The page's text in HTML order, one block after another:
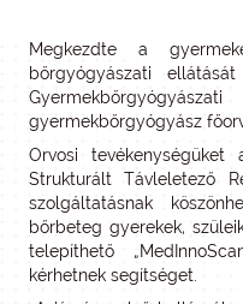
Megkezdte a
bőrgyógyászati
gyermekbőrgyógyász
Orvosi tevékenységüket
Strukturált Távleletező
szolgáltatásnak
bőrbeteg gyerekek,
telepíthető
kérhetnek segítséget.